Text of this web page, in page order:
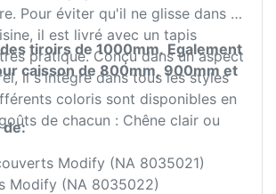
Pour éviter qu'il ne glisse dans le
il est livré avec un tapis
pratique. Conçu dans un aspect
il s'intègre dans tous les styles
coloris sont disponibles en
de chacun : Chêne clair ou
tiroirs de 1000mm. Egalement
caisson de 800mm, 900mm et
de:
Modify (NA 8035021)
Modify (NA 8035022)